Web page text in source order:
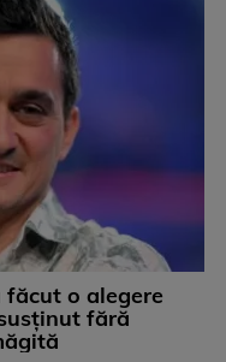
o alegere
fără